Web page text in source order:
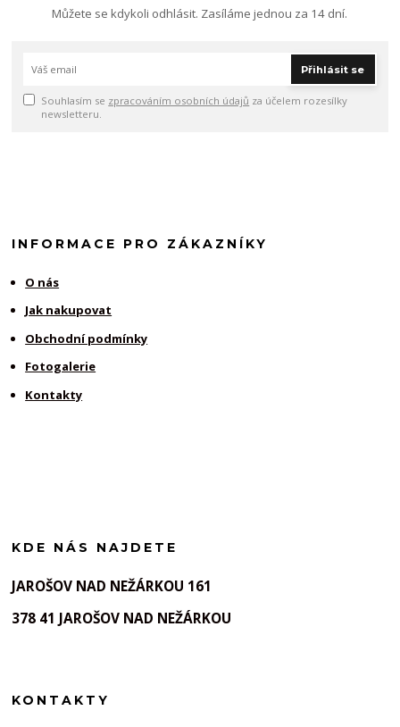
Můžete se kdykoli odhlásit. Zasíláme jednou za 14 dní.
Přihlásit se
Souhlasím se zpracováním osobních údajů za účelem rozesílky
newsletteru.
INFORMACE PRO ZÁKAZNÍKY
O nás
Jak nakupovat
Obchodní podmínky
Fotogalerie
Kontakty
KDE NÁS NAJDETE
JAROŠOV NAD NEŽÁRKOU 161
378 41 JAROŠOV NAD NEŽÁRKOU
KONTAKTY